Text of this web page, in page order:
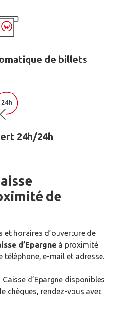
de billets
24h/24h
de
et horaires d’ouverture de
d’Epargne à proximité
téléphone, e-mail et adresse.
d’Epargne disponibles
chèques, rendez-vous avec